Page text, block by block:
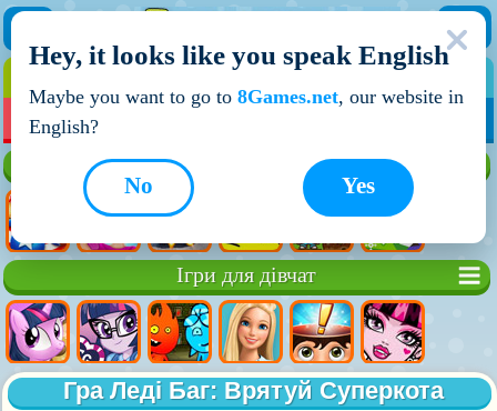
НОВІ ІГРИ
Ігри для дівчат
Гра Леді Баг: Врятуй Суперкота
Hey, it looks like you speak English
Maybe you want to go to 8Games.net, our website in
English?
Yes
No